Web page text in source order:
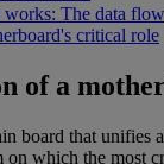
The data flow
critical role
of a
board that unifies
which the most